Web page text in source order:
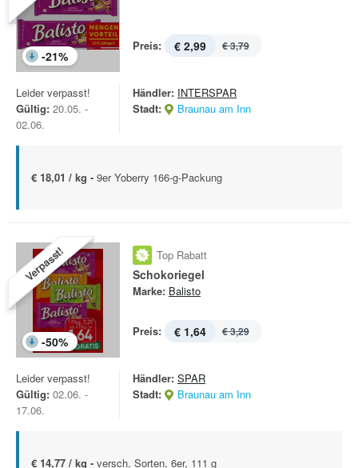
-21%
Preis: € 2,99 € 3,79
Leider verpasst!
Gültig: 20.05. -
02.06.
Händler: INTERSPAR
Stadt:
Braunau am Inn
€ 18,01 / kg - 9er Yoberry 166-g-Packung
Verpasst!
-50%
Top Rabatt
Schokoriegel
Marke: Balisto
Preis: € 1,64 € 3,29
Leider verpasst!
Gültig: 02.06. -
17.06.
Händler: SPAR
Stadt:
Braunau am Inn
€ 14,77 / kg - versch. Sorten, 6er, 111 g